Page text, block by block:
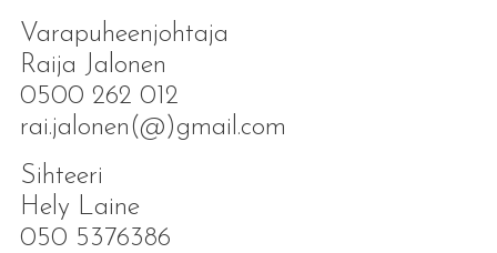
Varapuheenjohtaja
Raija Jalonen
0500 262 012
rai.jalonen(@)gmail.com
Sihteeri
Hely Laine
050 5376386